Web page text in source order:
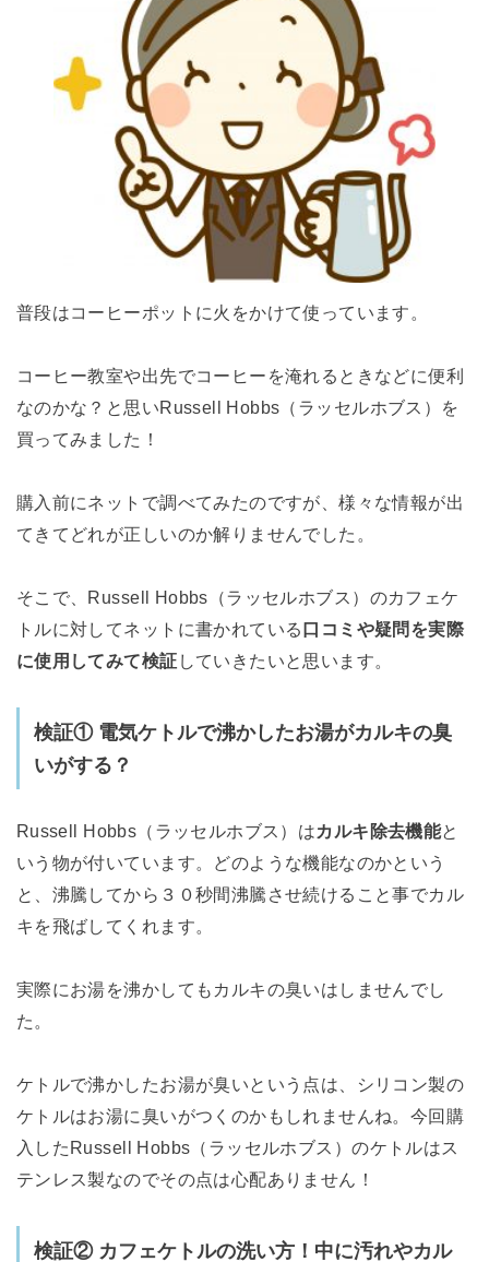
普段はコーヒーポットに火をかけて使っています。
コーヒー教室や出先でコーヒーを淹れるときなどに便利
なのかな？と思いRussell Hobbs（ラッセルホブス）を
買ってみました！
購入前にネットで調べてみたのですが、様々な情報が出
てきてどれが正しいのか解りませんでした。
そこで、Russell Hobbs（ラッセルホブス）のカフェケ
トルに対してネットに書かれている口コミや疑問を実際
に使用してみて検証 していきたいと思います。
検証① 電気ケトルで沸かしたお湯がカルキの臭
いがする？
Russell Hobbs（ラッセルホブス）はカルキ除去機能と
いう物が付いています。どのような機能なのかという
と、沸騰してから３０秒間沸騰させ続けること事でカル
キを飛ばしてくれます。
実際にお湯を沸かしてもカルキの臭いはしませんでし
た。
ケトルで沸かしたお湯が臭いという点は、シリコン製の
ケトルはお湯に臭いがつくのかもしれませんね。今回購
入したRussell Hobbs（ラッセルホブス）のケトルはス
テンレス製なのでその点は心配ありません！
検証② カフェケトルの洗い方！中に汚れやカル